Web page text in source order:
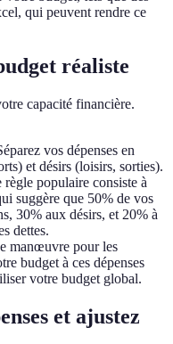
qui peuvent rendre ce
réaliste
capacité financière.
vos dépenses en
et désirs (loisirs, sorties).
règle populaire consiste à
suggère que 50% de vos
30% aux désirs, et 20% à
dettes.
manœuvre pour les
budget à ces dépenses
votre budget global.
et ajustez